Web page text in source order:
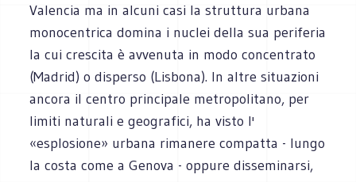
Valencia ma in alcuni casi la struttura urbana
monocentrica domina i nuclei della sua periferia
la cui crescita è avvenuta in modo concentrato
(Madrid) o disperso (Lisbona). In altre situazioni
ancora il centro principale metropolitano, per
limiti naturali e geografici, ha visto l'
«esplosione» urbana rimanere compatta - lungo
la costa come a Genova - oppure disseminarsi,